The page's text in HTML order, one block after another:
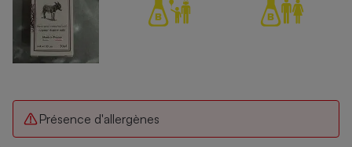
Présence d'allergènes